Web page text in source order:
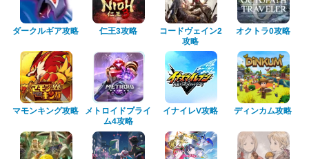
ダークルギア攻略 仁王3攻略 コードヴェイン2
攻略
オクトラ0攻略
マモンキング攻略 メトロイドプライ
ム4攻略
イナイレV攻略 ディンカム攻略